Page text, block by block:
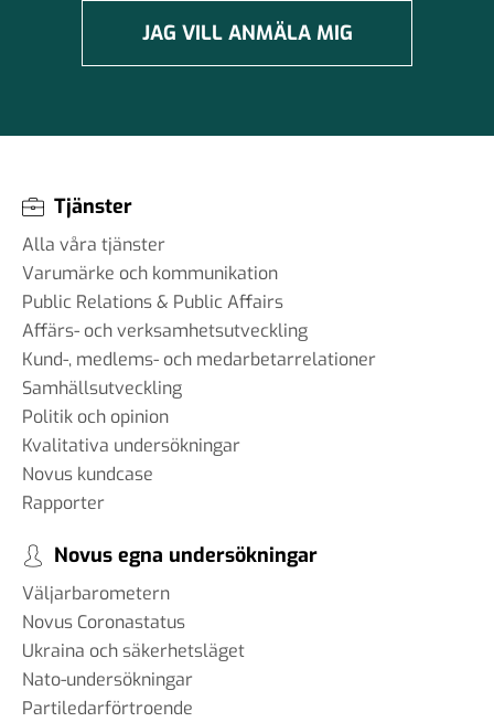
JAG VILL ANMÄLA MIG
Tjänster
Alla våra tjänster
Varumärke och kommunikation
Public Relations & Public Affairs
Affärs- och verksamhetsutveckling
Kund-, medlems- och medarbetarrelationer
Samhällsutveckling
Politik och opinion
Kvalitativa undersökningar
Novus kundcase
Rapporter
Novus egna undersökningar
Väljarbarometern
Novus Coronastatus
Ukraina och säkerhetsläget
Nato-undersökningar
Partiledarförtroende